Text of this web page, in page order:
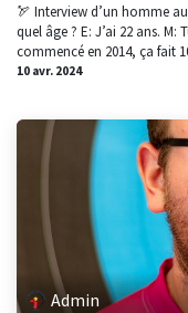
🏹 Interview d’un homme
quel âge ? E: J’ai 22 ans. M:
commencé en 2014, ça fait
10 avr. 2024
Admin